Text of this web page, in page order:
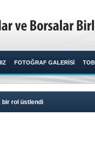
FOTOĞRAF GALERİSİ
bir rol üstlendi